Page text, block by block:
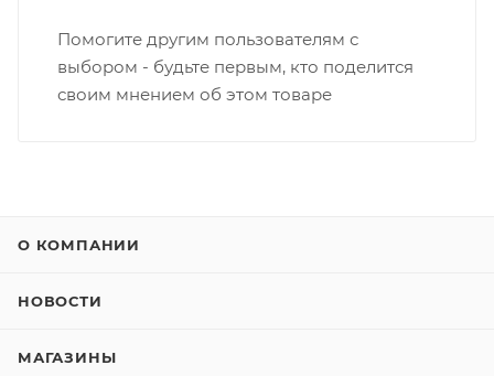
Помогите другим пользователям с
выбором - будьте первым, кто поделится
своим мнением об этом товаре
О КОМПАНИИ
НОВОСТИ
МАГАЗИНЫ